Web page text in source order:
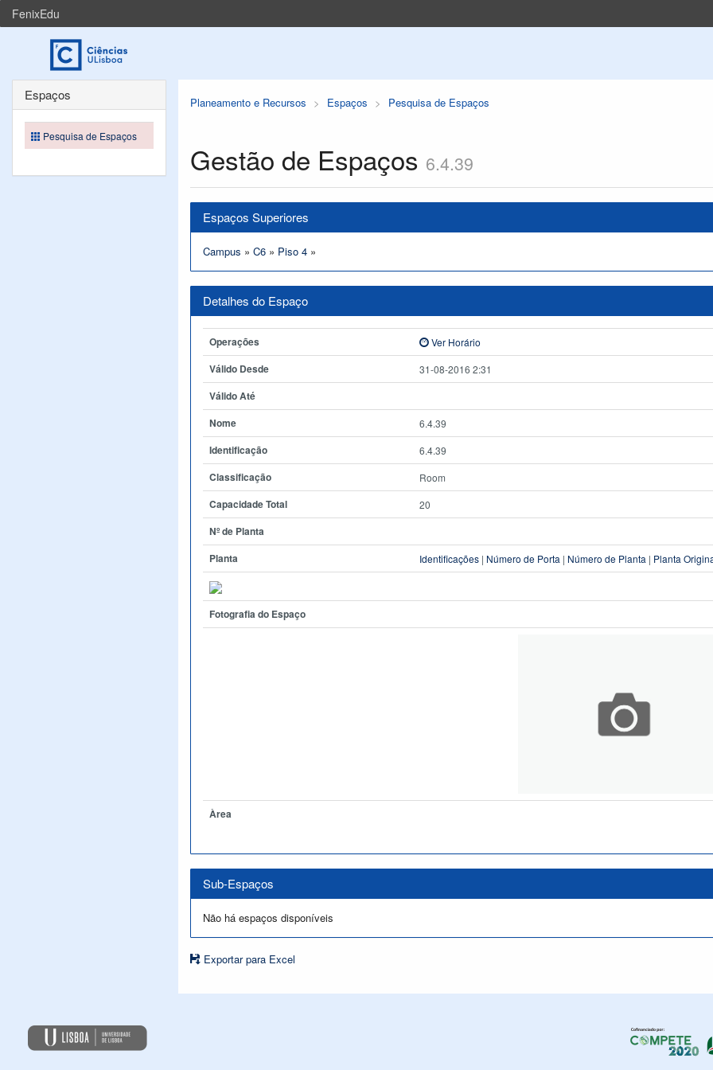
FenixEdu
Planeamento e Recursos Espaços Pesquisa de Espaços
Gestão de Espaços 6.4.39
Espaços Superiores
Campus » C6 » Piso 4 »
Detalhes do Espaço
Operações Ver Horário
Válido Desde 31-08-2016 2:31
Válido Até
Nome
6.4.39
Identificação 6.4.39
Classificação Room
Capacidade Total 20
Nº de Planta
Planta
Identificações | Número de Porta | Número de Planta | Planta
Fotografia do Espaço
Àrea
Sub-Espaços
Não há espaços disponíveis
Exportar para Excel
Espaços
Pesquisa de Espaços